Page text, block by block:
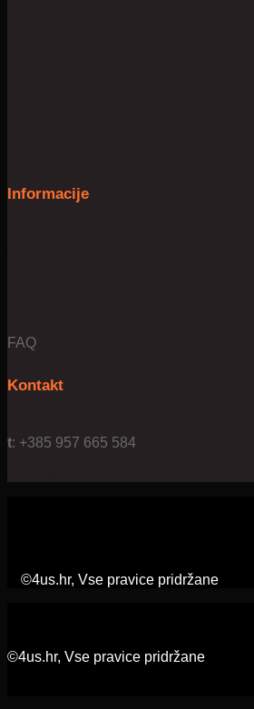
Informacije
FAQ
Kontakt
t: +385 957 665 584
©4us.hr, Vse pravice pridržane
©4us.hr, Vse pravice pridržane